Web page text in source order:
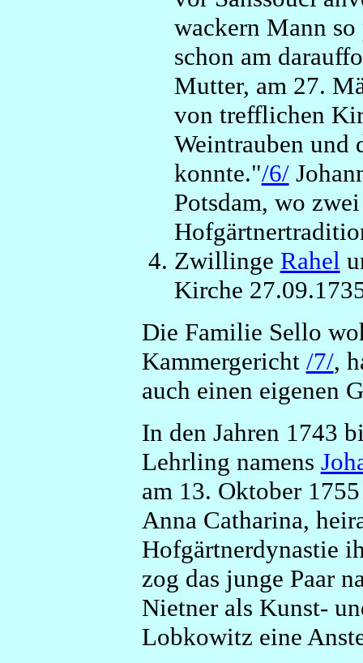
wackern Mann
schon am
Mutter, am 27.
von trefflichen
Weintrauben und
konnte."/6/
Potsdam, wo
Zwillinge Rahel
Kirche
Die Familie Sello
Kammergericht /7/,
auch einen eigenen
In den Jahren 1743
Lehrling namens
am 13. Oktober
Anna Catharina,
Hofgärtnerdynastie
zog das junge Paar
Nietner als Kunst-
Lobkowitz eine